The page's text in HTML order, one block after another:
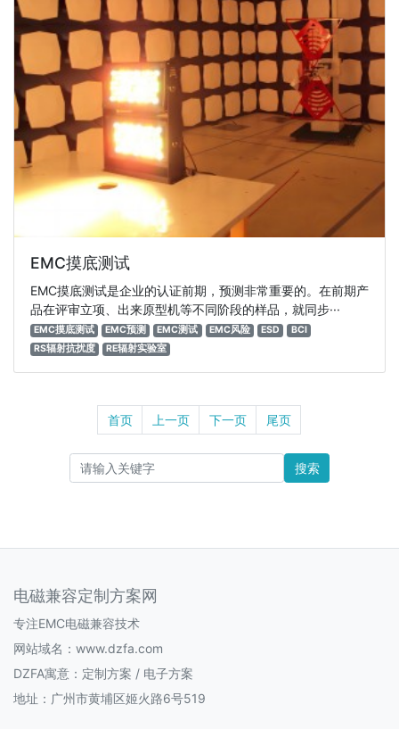
EMC摸底测试
EMC摸底测试是企业的认证前期，预测非常重要的。在前期产
品在评审立项、出来原型机等不同阶段的样品，就同步···
EMC摸底测试 EMC预测 EMC测试 EMC风险 ESD
BCI
RS辐射抗扰度
RE辐射实验室
首页 上一页 下一页 尾页
搜索
电磁兼容定制方案网
专注EMC电磁兼容技术
网站域名：www.dzfa.com
DZFA寓意：定制方案 / 电子方案
地址：广州市黄埔区姬火路6号519